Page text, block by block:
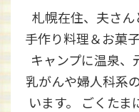
札幌在住、夫さん
手作り料理＆お菓
キャンプに温泉、
乳がんや婦人科系
います。 ごくた